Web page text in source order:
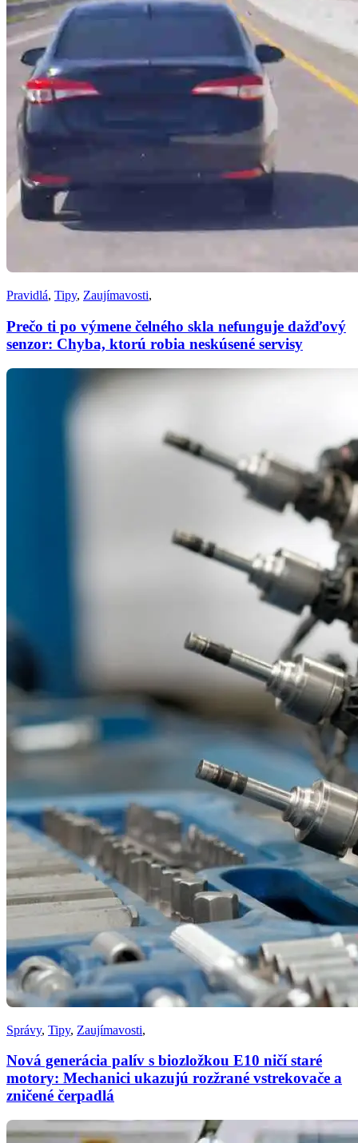
Pravidlá, Tipy, Zaujímavosti,
Prečo ti po výmene čelného skla nefunguje dažďový
senzor: Chyba, ktorú robia neskúsené servisy
Správy, Tipy, Zaujímavosti,
Nová generácia palív s biozložkou E10 ničí staré
motory: Mechanici ukazujú rozžrané vstrekovače a
zničené čerpadlá